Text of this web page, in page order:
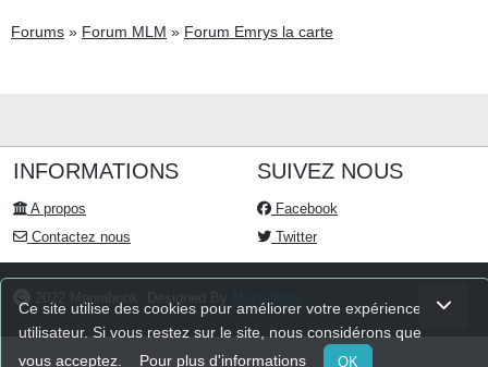
Forums » Forum MLM » Forum Emrys la carte
INFORMATIONS
A propos
Contactez nous
SUIVEZ NOUS
Facebook
Twitter
Ce site utilise des cookies pour améliorer votre expérience
utilisateur. Si vous restez sur le site, nous considérons que
vous acceptez. Pour plus d'informations OK